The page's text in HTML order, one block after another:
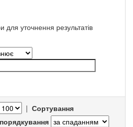
для уточнення результатів
| Сортування